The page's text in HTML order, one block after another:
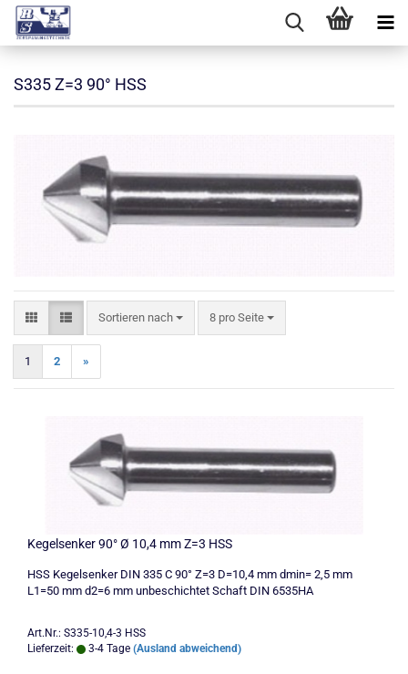
S335 Z=3 90° HSS
Sortieren nach
Sortieren nach 8 pro Seite
pro Seite
1 2 »
Kegelsenker 90° Ø 10,4 mm Z=3 HSS
HSS Kegelsenker DIN 335 C 90° Z=3 D=10,4 mm dmin= 2,5 mm
L1=50 mm d2=6 mm unbeschichtet Schaft DIN 6535HA
Art.Nr.: S335-10,4-3 HSS
Lieferzeit:
3-4 Tage (Ausland abweichend)